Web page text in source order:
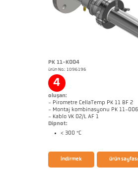
PK 11-K004
ürün No.: 1096196
4
oluşan:
- Pirometre CellaTemp PK 11 BF 2
- Montaj kombinasyonu PK 11-006
- Kablo VK 02/L AF 1
Dipnot:
< 300 °C
İndirmek ürün